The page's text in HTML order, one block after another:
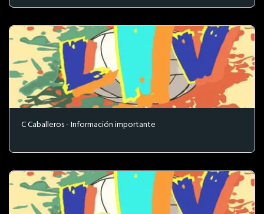
C Caballeros - Información importante